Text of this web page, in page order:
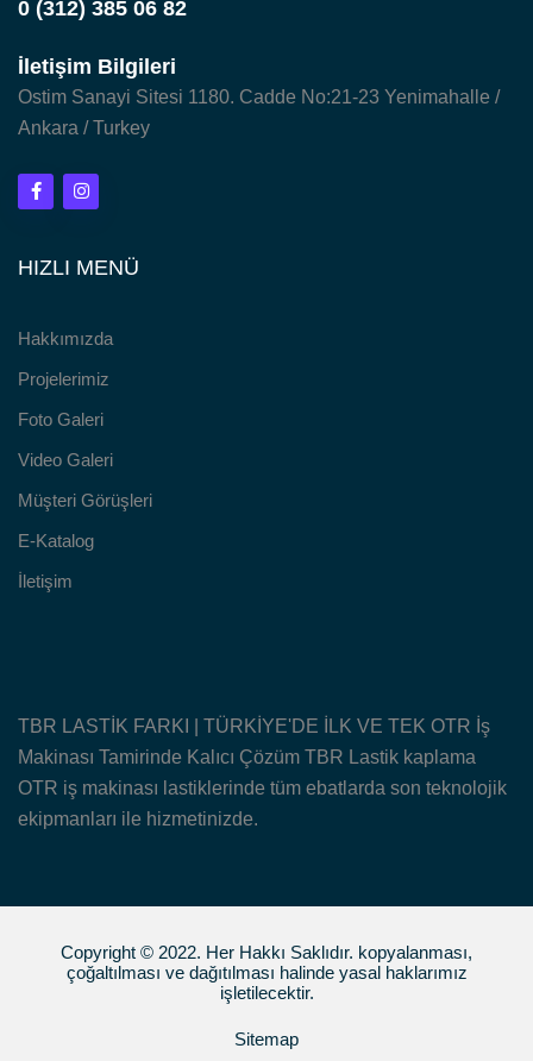
0 (312) 385 06 82
İletişim Bilgileri
Ostim Sanayi Sitesi 1180. Cadde No:21-23 Yenimahalle /
Ankara / Turkey
HIZLI MENÜ
Hakkımızda
Projelerimiz
Foto Galeri
Video Galeri
Müşteri Görüşleri
E-Katalog
İletişim
TBR LASTİK FARKI | TÜRKİYE'DE İLK VE TEK OTR İş
Makinası Tamirinde Kalıcı Çözüm TBR Lastik kaplama
OTR iş makinası lastiklerinde tüm ebatlarda son teknolojik
ekipmanları ile hizmetinizde.
Copyright © 2022. Her Hakkı Saklıdır. kopyalanması,
çoğaltılması ve dağıtılması halinde yasal haklarımız
işletilecektir.
Sitemap